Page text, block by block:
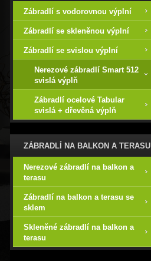
Zábradlí s vodorovnou výplní
Zábradlí se skleněnou výplní
Zábradlí se svislou výplní
Nerezové zábradlí Smart 512
svislá výplň
Zábradlí ocelové Tabular
svislá + dřevěná výplň
ZÁBRADLÍ NA BALKON A TERASU
Nerezové zábradlí na balkon a
terasu
Zábradlí na balkon a terasu se
sklem
Skleněné zábradlí na balkon a
terasu